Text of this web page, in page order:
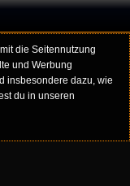
die Seitennutzung
und Werbung
insbesondere dazu, wie
du in unseren